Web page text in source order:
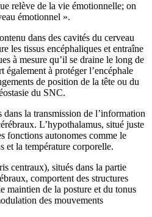
relève de la vie émotionnelle; on
émotionnel ».
dans des cavités du cerveau
les tissus encéphaliques et entraîne
à mesure qu’il se draine le long de
à protéger l’encéphale
de position de la tête ou du
du SNC.
la transmission de l’information
L’hypothalamus, situé juste
fonctions autonomes comme le
et la température corporelle.
centraux), situés dans la partie
comportent des structures
maintien de la posture et du tonus
des mouvements